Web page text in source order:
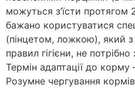
можуться з’їсти протягом
бажано користуватися
(пінцетом, ложкою), який
правил гігієни, не
Термін адаптації до корму
Розумне чергування